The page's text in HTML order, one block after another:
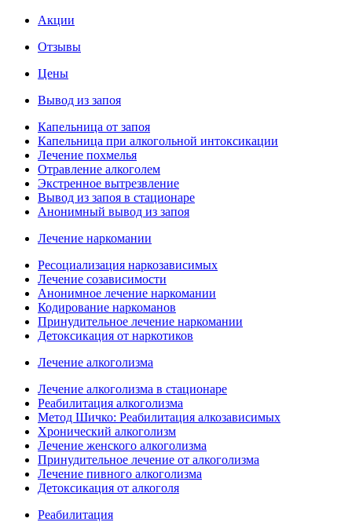
Акции
Отзывы
Цены
Вывод из запоя
Капельница от запоя
Капельница при алкогольной интоксикации
Лечение похмелья
Отравление алкоголем
Экстренное вытрезвление
Вывод из запоя в стационаре
Анонимный вывод из запоя
Лечение наркомании
Ресоциализация наркозависимых
Лечение созависимости
Анонимное лечение наркомании
Кодирование наркоманов
Принудительное лечение наркомании
Детоксикация от наркотиков
Лечение алкоголизма
Лечение алкоголизма в стационаре
Реабилитация алкоголизма
Метод Шичко: Реабилитация алкозависимых
Хронический алкоголизм
Лечение женского алкоголизма
Принудительное лечение от алкоголизма
Лечение пивного алкоголизма
Детоксикация от алкоголя
Реабилитация